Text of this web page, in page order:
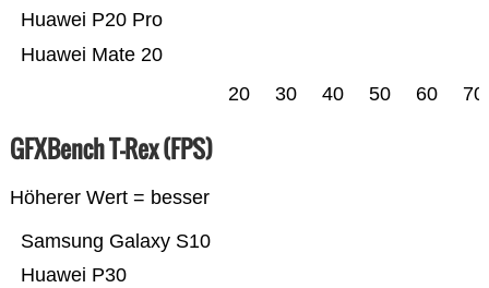
Huawei Mate 20
Huawei P20 Pro
20 30 40 50 60 70
GFXBench T-Rex (FPS)
Höherer Wert = besser
Huawei P30
Samsung Galaxy S10